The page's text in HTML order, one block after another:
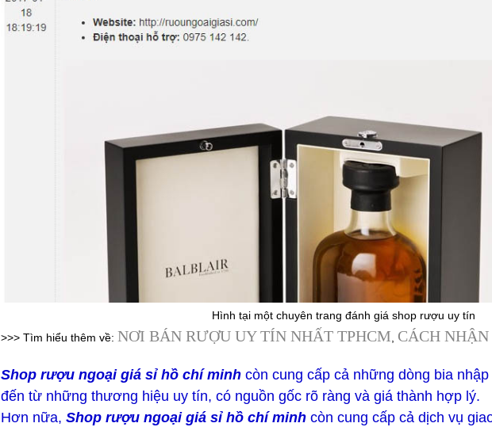
Hình tại một chuyên trang đánh giá shop rượu uy tín
>>> Tìm hiểu thêm về: NƠI BÁN RƯỢU UY TÍN NHẤT TPHCM CÁCH
Shop rượu ngoại giá sỉ hồ chí minh còn cung cấp cả những dòng bia
đến từ những thương hiệu uy tín, có nguồn gốc rõ ràng và giá thành hợp lý.
Hơn nữa, Shop rượu ngoại giá sỉ hồ chí minh còn cung cấp cả dịch vụ